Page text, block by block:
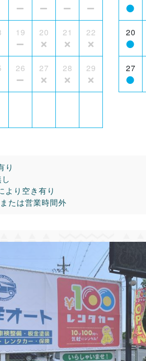
19 20 21 22
26 27 28 29
20
27
り
り空き有り
たは営業時間外